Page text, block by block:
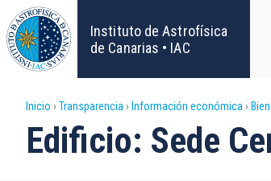
Pasar
al
contenido
principal
Instituto de Astrofísica
de Canarias • IAC
Sobrescribir
enlaces
Inicio Transparencia Información económica
Edificio: Sede